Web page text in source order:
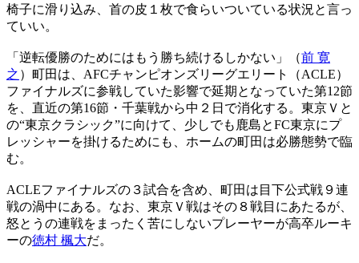
椅子に滑り込み、首の皮１枚で食らいついている状況と言っ
ていい。
「逆転優勝のためにはもう勝ち続けるしかない」（前 寛
之 ）町田は、AFCチャンピオンズリーグエリート（ACLE）
ファイナルズに参戦していた影響で延期となっていた第12節
を、直近の第16節・千葉戦から中２日で消化する。東京Ｖと
の“東京クラシック”に向けて、少しでも鹿島とFC東京にプ
レッシャーを掛けるためにも、ホームの町田は必勝態勢で臨
む。
ACLEファイナルズの３試合を含め、町田は目下公式戦９連
戦の渦中にある。なお、東京Ｖ戦はその８戦目にあたるが、
怒とうの連戦をまったく苦にしないプレーヤーが高卒ルーキ
ーの徳村 楓大だ。